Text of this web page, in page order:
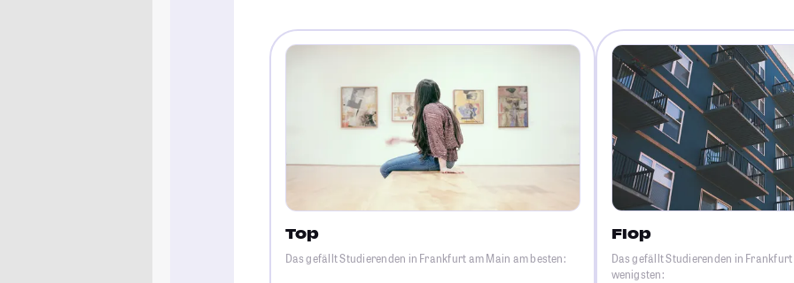
Top
Das gefällt Studierenden in Frankfurt am Main am besten:
Flop
Das gefällt Studierenden in
wenigsten: